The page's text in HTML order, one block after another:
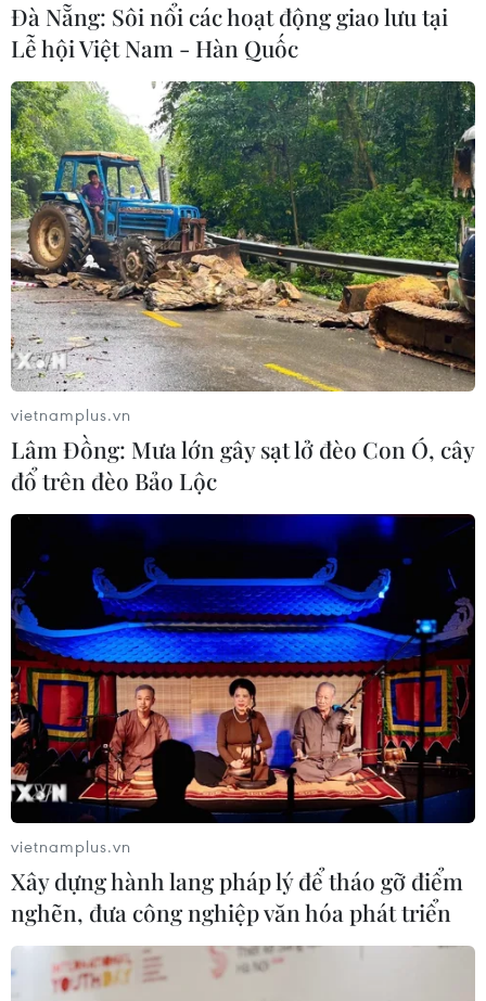
Đà Nẵng: Sôi nổi các hoạt động giao lưu tại
Lễ hội Việt Nam - Hàn Quốc
vietnamplus.vn
Lâm Đồng: Mưa lớn gây sạt lở đèo Con Ó, cây
đổ trên đèo Bảo Lộc
vietnamplus.vn
Xây dựng hành lang pháp lý để tháo gỡ điểm
nghẽn, đưa công nghiệp văn hóa phát triển